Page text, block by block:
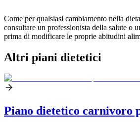
Come per qualsiasi cambiamento nella
consultare un professionista della salute o
prima di modificare le proprie abitudini
Altri piani dietetici
Piano dietetico carnivoro